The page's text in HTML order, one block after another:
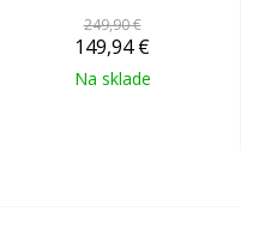
249,90 €
149,94 €
Na sklade